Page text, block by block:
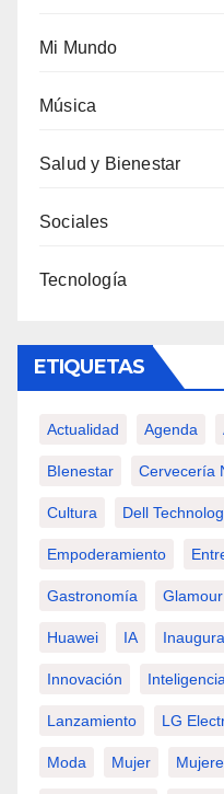
Mi Mundo
Música
Salud y Bienestar
Sociales
Tecnología
ETIQUETAS
Actualidad Agenda
BIenestar Cervecería
Cultura Dell
Empoderamiento
Gastronomía Glamour
Huawei IA
Innovación
Lanzamiento LG
Moda Mujer